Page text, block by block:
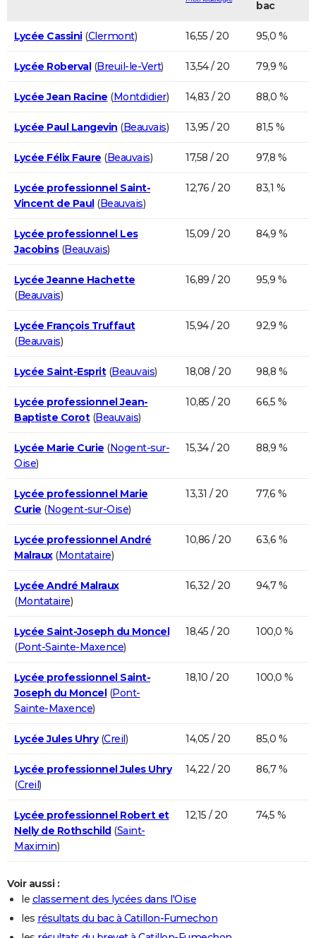
bac
Lycée Cassini(Clermont) 16,55 / 20 95,0 %
Lycée Roberval(Breuil-le-Vert) 13,54 / 20 79,9 %
Lycée Jean Racine (Montdidier) 14,83 / 20 88,0 %
Lycée Paul Langevin (Beauvais) 13,95 / 20 81,5 %
Lycée Félix Faure (Beauvais) 17,58 / 20 97,8 %
Lycée professionnel Saint-
Vincent de Paul(Beauvais)
12,76 / 20 83,1 %
Lycée professionnel Les
Jacobins(Beauvais)
15,09 / 20 84,9 %
Lycée Jeanne Hachette
(Beauvais)
16,89 / 20 95,9 %
Lycée François Truffaut
(Beauvais)
15,94 / 20 92,9 %
Lycée Saint-Esprit(Beauvais) 18,08 / 20 98,8 %
Lycée professionnel Jean-
Baptiste Corot(Beauvais)
10,85 / 20 66,5 %
Lycée Marie Curie (Nogent-sur-
Oise)
15,34 / 20 88,9 %
Lycée professionnel Marie
Curie (Nogent-sur-Oise)
13,31 / 20 77,6 %
Lycée professionnel André
Malraux(Montataire)
10,86 / 20 63,6 %
Lycée André Malraux
(Montataire)
16,32 / 20 94,7 %
Lycée Saint-Joseph du Moncel
(Pont-Sainte-Maxence)
18,45 / 20 100,0 %
Lycée professionnel Saint-
Joseph du Moncel(Pont-
Sainte-Maxence)
18,10 / 20 100,0 %
Lycée Jules Uhry(Creil) 14,05 / 20 85,0 %
Lycée professionnel Jules Uhry
(Creil)
14,22 / 20 86,7 %
Lycée professionnel Robert et
Nelly de Rothschild(Saint-
Maximin)
12,15 / 20 74,5 %
Voir aussi :
le classement des lycées dans l'Oise
les résultats du bac à Catillon-Fumechon